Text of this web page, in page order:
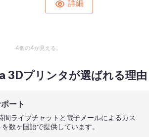
詳細
4個の4が見える。
3Dプリンタが選ばれる理由
ート
ライブチャットと電子メールによるカス
数ヶ国語で提供しています。